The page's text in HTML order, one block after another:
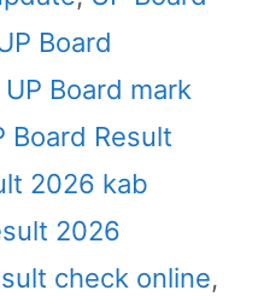
Board
UP Board mark
Board Result
2026 kab
2026
check online,